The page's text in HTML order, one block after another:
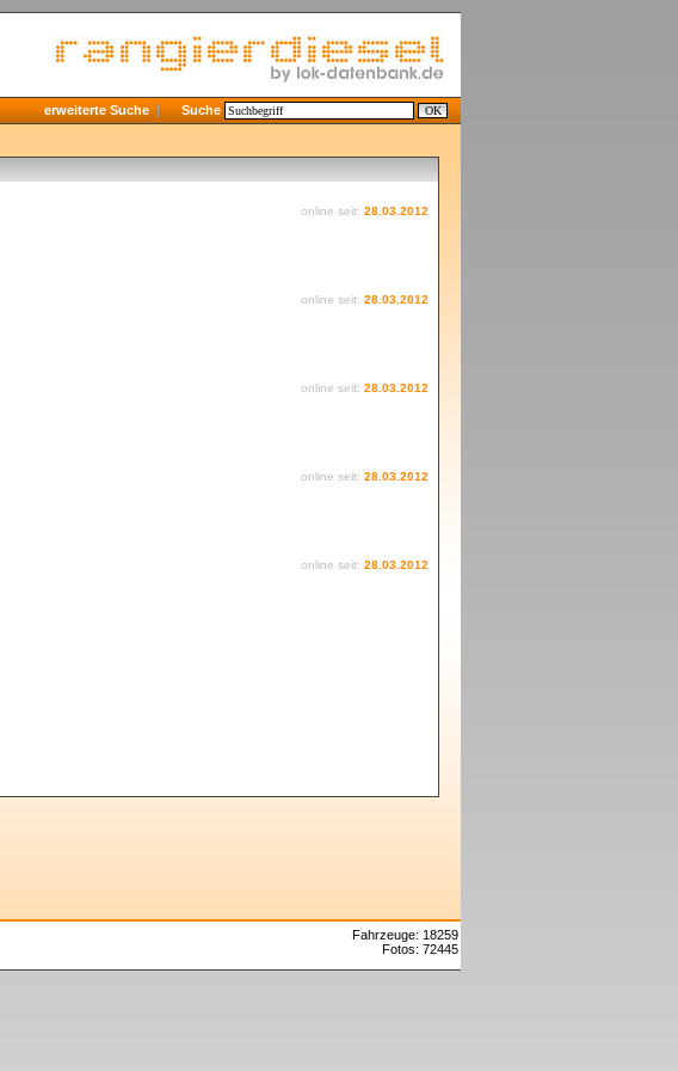
erweiterte Suche Suche
online seit: 28.03.2012
online seit: 28.03.2012
online seit: 28.03.2012
online seit: 28.03.2012
online seit: 28.03.2012
Fahrzeuge: 18259
Fotos: 72445